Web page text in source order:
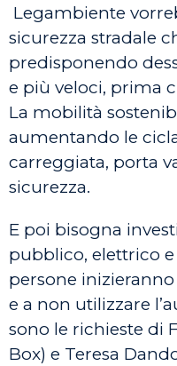
Legambiente
sicurezza stradale
predisponendo
e più veloci, prima
La mobilità
aumentando le
carreggiata, porta
sicurezza.
E poi bisogna
pubblico, elettrico e
persone
e a non utilizzare
sono le richieste di
Box) e Teresa